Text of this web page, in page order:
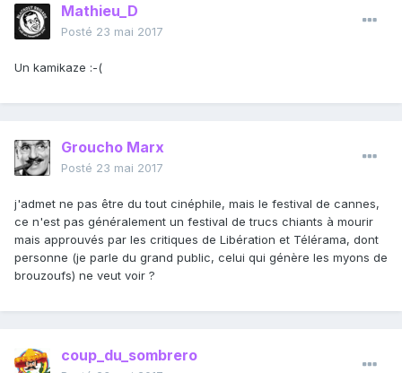
Mathieu_D
Posté 23 mai 2017
Un kamikaze :-(
Groucho Marx
Posté 23 mai 2017
j'admet ne pas être du tout cinéphile, mais le festival de cannes,
ce n'est pas généralement un festival de trucs chiants à mourir
mais approuvés par les critiques de Libération et Télérama, dont
personne (je parle du grand public, celui qui génère les myons de
brouzoufs) ne veut voir ?
coup_du_sombrero